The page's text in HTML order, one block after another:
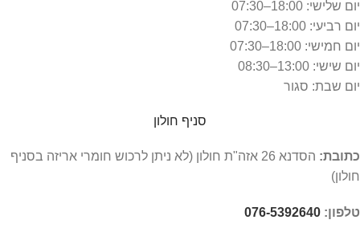
יום שלישי: 18:00–07:30
יום רביעי: 18:00–07:30
יום חמישי: 18:00–07:30
יום שישי: 13:00–08:30
יום שבת: סגור
סניף חולון
כתובת:
הסדנא 26 אזה"ת חולון (לא ניתן לרכוש חומרי אריזה בסניף
חולון)
טלפון: 076-5392640